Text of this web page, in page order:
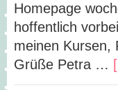
Homepage
hoffentlich
meinen Kursen,
Grüße Petra …